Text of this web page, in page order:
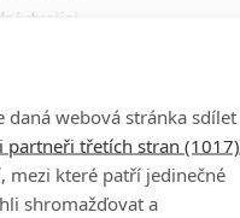
dvojici
příběh,
se
daná webová stránka sdílet
partneři třetích stran (1017)
mezi které patří jedinečné
shromažďovat a